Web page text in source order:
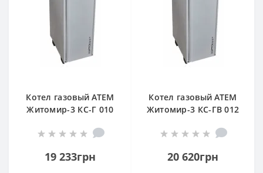
Котел газовый АТЕМ
Житомир-3 КС-Г 010
19 233грн
Котел газовый АТЕМ
Житомир-3 КС-ГВ 012
20 620грн